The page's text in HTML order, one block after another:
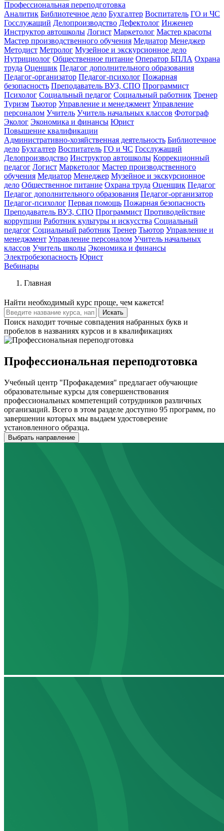
Профессиональная переподготовка
Аналитик Библиотечное дело Бухгалтер Воспитатель ГО и ЧС
Госслужащий Делопроизводство Дефектолог Инженер
Инструктор автошколы Логист Маркетолог Мастер красоты
Мастер производственного обучения Медиатор Менеджер
Методист Метролог Музейное и экскурсионное дело
Нутрициолог Общественное питание Оператор БПЛА Охрана
труда Оценщик Педагог дополнительного образования
Педагог-организатор Педагог-психолог Пожарная
безопасность Преподаватель ВУЗ, СПО Программист
Психолог Социальный педагог Социальный работник Тренер
Туризм Тьютор Управление и менеджмент Управление
персоналом Учитель Учитель начальных классов Фотограф
Эколог Экономика и финансы Юрист
Повышение квалификации
Административно-хозяйственная деятельность Библиотечное
дело Бухгалтер Воспитатель ГО и ЧС Госслужащий
Делопроизводство Инструктор автошколы Коррекционный
педагог Логист Маркетолог Мастер производственного
обучения Медиатор Менеджер Музейное и экскурсионное
дело Общественное питание Охрана труда Оценщик Педагог
Педагог дополнительного образования Педагог-организатор
Педагог-психолог Первая помощь Пожарная безопасность
Преподаватель ВУЗ, СПО Программист Противодействие
коррупции Работник культуры и искусства Социальный
педагог Социальный работник Тренер Тьютор Управление и
менеджмент Управление персоналом Учитель начальных
классов Учитель школы Экономика и финансы
Электробезопасность Юрист
Вебинары
Главная
Найти необходимый курс проще, чем кажется!
Искать
Поиск находит точные совпадения набранных букв и
пробелов в названиях курсов и в квалификациях
Профессиональная переподготовка
Учебный центр "Профакадемия" предлагает обучающие
образовательные курсы для совершенствования
профессиональных компетенций сотрудников различных
организаций. Всего в этом разделе доступно 95 программ, по
завершении которых мы выдаем удостоверение
установленного образца.
Выбрать направление